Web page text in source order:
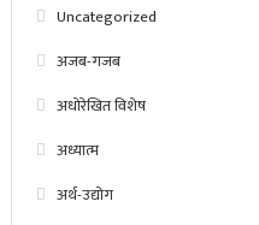
Uncategorized
अजब-गजब
अधोरेखित विशेष
अध्यात्म
अर्थ-उद्योग